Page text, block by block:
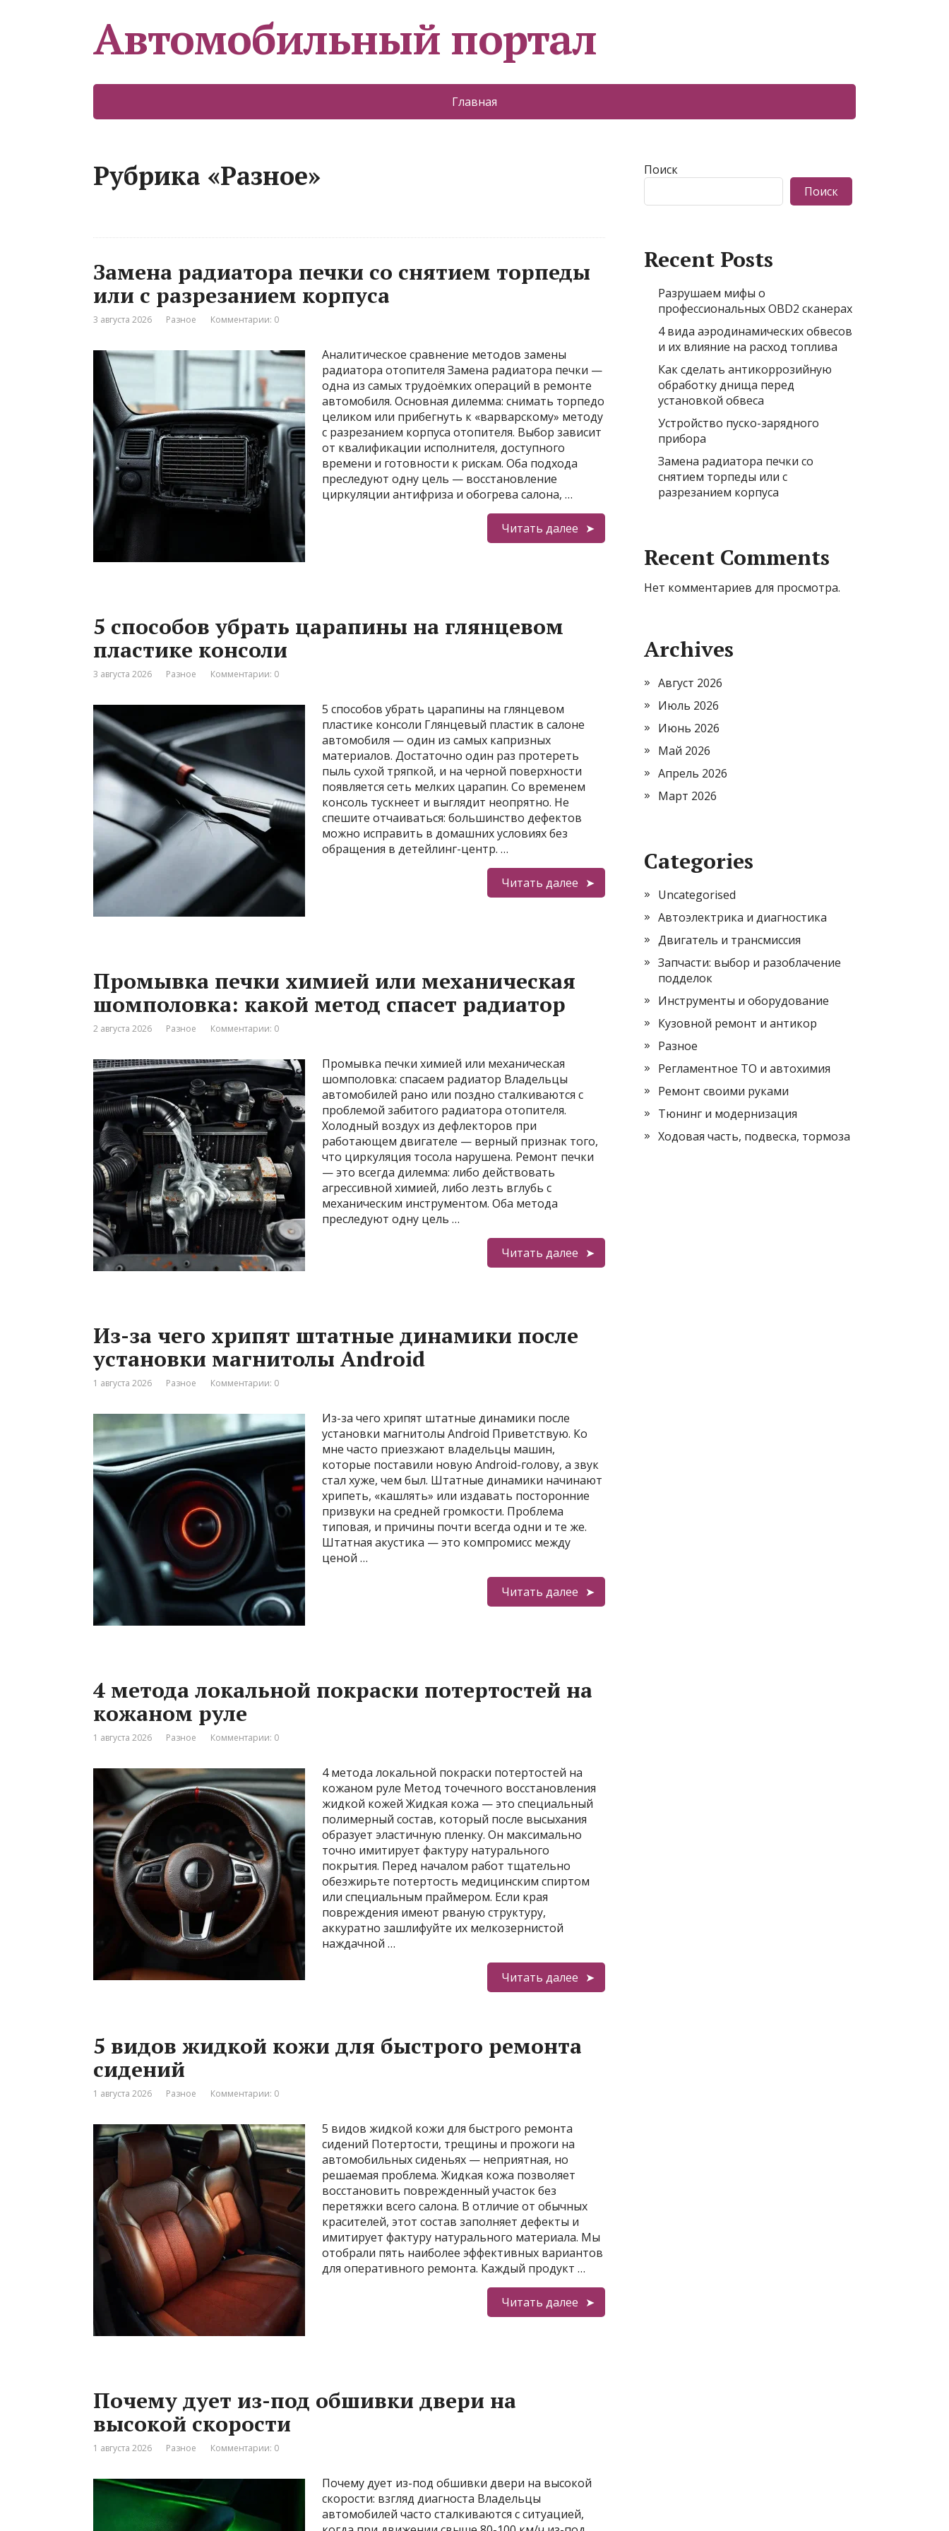
Автомобильный портал
Главная
Рубрика «Разное»
Замена радиатора печки со снятием торпеды
или с разрезанием корпуса
3 августа 2026 Разное Комментарии: 0
Аналитическое сравнение методов замены
радиатора отопителя Замена радиатора печки —
одна из самых трудоёмких операций в ремонте
автомобиля. Основная дилемма: снимать торпедо
целиком или прибегнуть к «варварскому» методу
с разрезанием корпуса отопителя. Выбор зависит
от квалификации исполнителя, доступного
времени и готовности к рискам. Оба подхода
преследуют одну цель — восстановление
циркуляции антифриза и обогрева салона, …
Читать далее
5 способов убрать царапины на глянцевом
пластике консоли
3 августа 2026 Разное Комментарии: 0
5 способов убрать царапины на глянцевом
пластике консоли Глянцевый пластик в салоне
автомобиля — один из самых капризных
материалов. Достаточно один раз протереть
пыль сухой тряпкой, и на черной поверхности
появляется сеть мелких царапин. Со временем
консоль тускнеет и выглядит неопрятно. Не
спешите отчаиваться: большинство дефектов
можно исправить в домашних условиях без
обращения в детейлинг-центр. …
Читать далее
Промывка печки химией или механическая
шомполовка: какой метод спасет радиатор
2 августа 2026 Разное Комментарии: 0
Промывка печки химией или механическая
шомполовка: спасаем радиатор Владельцы
автомобилей рано или поздно сталкиваются с
проблемой забитого радиатора отопителя.
Холодный воздух из дефлекторов при
работающем двигателе — верный признак того,
что циркуляция тосола нарушена. Ремонт печки
— это всегда дилемма: либо действовать
агрессивной химией, либо лезть вглубь с
механическим инструментом. Оба метода
преследуют одну цель …
Читать далее
Из-за чего хрипят штатные динамики после
установки магнитолы Android
1 августа 2026 Разное Комментарии: 0
Из-за чего хрипят штатные динамики после
установки магнитолы Android Приветствую. Ко
мне часто приезжают владельцы машин,
которые поставили новую Android-голову, а звук
стал хуже, чем был. Штатные динамики начинают
хрипеть, «кашлять» или издавать посторонние
призвуки на средней громкости. Проблема
типовая, и причины почти всегда одни и те же.
Штатная акустика — это компромисс между
ценой …
Читать далее
4 метода локальной покраски потертостей на
кожаном руле
1 августа 2026 Разное Комментарии: 0
4 метода локальной покраски потертостей на
кожаном руле Метод точечного восстановления
жидкой кожей Жидкая кожа — это специальный
полимерный состав, который после высыхания
образует эластичную пленку. Он максимально
точно имитирует фактуру натурального
покрытия. Перед началом работ тщательно
обезжирьте потертость медицинским спиртом
или специальным праймером. Если края
повреждения имеют рваную структуру,
аккуратно зашлифуйте их мелкозернистой
наждачной …
Читать далее
5 видов жидкой кожи для быстрого ремонта
сидений
1 августа 2026 Разное Комментарии: 0
5 видов жидкой кожи для быстрого ремонта
сидений Потертости, трещины и прожоги на
автомобильных сиденьях — неприятная, но
решаемая проблема. Жидкая кожа позволяет
восстановить поврежденный участок без
перетяжки всего салона. В отличие от обычных
красителей, этот состав заполняет дефекты и
имитирует фактуру натурального материала. Мы
отобрали пять наиболее эффективных вариантов
для оперативного ремонта. Каждый продукт …
Читать далее
Почему дует из-под обшивки двери на
высокой скорости
1 августа 2026 Разное Комментарии: 0
Почему дует из-под обшивки двери на высокой
скорости: взгляд диагноста Владельцы
автомобилей часто сталкиваются с ситуацией,
Поиск
Поиск
Recent Posts
Разрушаем мифы о
профессиональных OBD2 сканерах
4 вида аэродинамических обвесов
и их влияние на расход топлива
Как сделать антикоррозийную
обработку днища перед
установкой обвеса
Устройство пуско-зарядного
прибора
Замена радиатора печки со
снятием торпеды или с
разрезанием корпуса
Recent Comments
Нет комментариев для просмотра.
Archives
Август 2026
Июль 2026
Июнь 2026
Май 2026
Апрель 2026
Март 2026
Categories
Uncategorised
Автоэлектрика и диагностика
Двигатель и трансмиссия
Запчасти: выбор и разоблачение
подделок
Инструменты и оборудование
Кузовной ремонт и антикор
Разное
Регламентное ТО и автохимия
Ремонт своими руками
Тюнинг и модернизация
Ходовая часть, подвеска, тормоза